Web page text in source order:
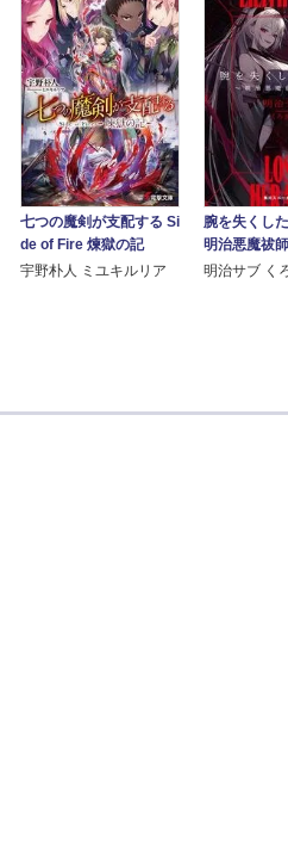
七つの魔剣が支配する Si
de of Fire 煉獄の記
宇野朴人 ミユキルリア
腕を失くし
明治悪魔祓
明治サブ く